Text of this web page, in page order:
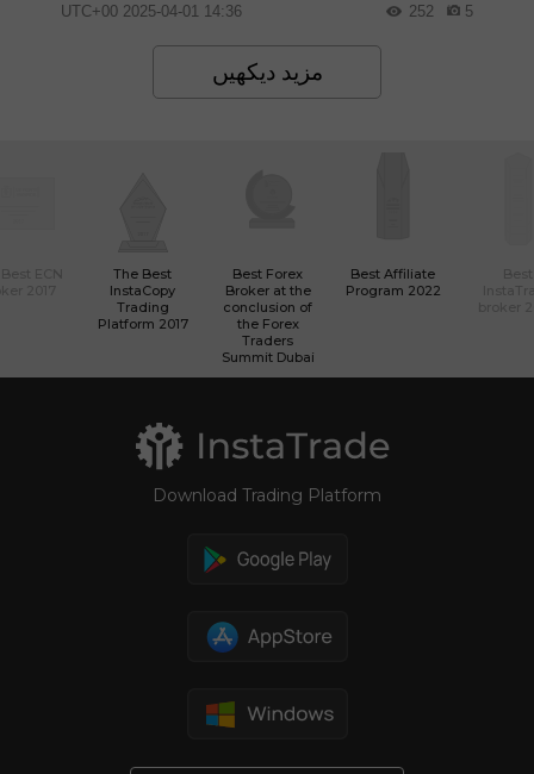
14:36 2025-04-01 UTC+00 5
252
مزید دیکھیں
The Best
InstaCopy
Trading
Platform 2017
Best Forex
Broker at the
conclusion of
the Forex
Traders
Summit Dubai
Best Affiliate
Program 2022
Download Trading Platform